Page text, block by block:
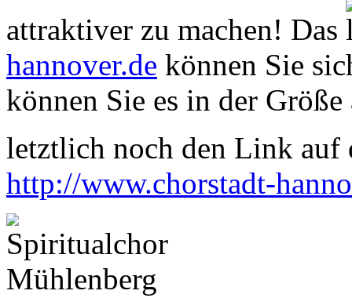
attraktiver zu machen! Das
hannover.de können Sie
können Sie es in der
letztlich noch den Link auf
http://www.chorstadt-